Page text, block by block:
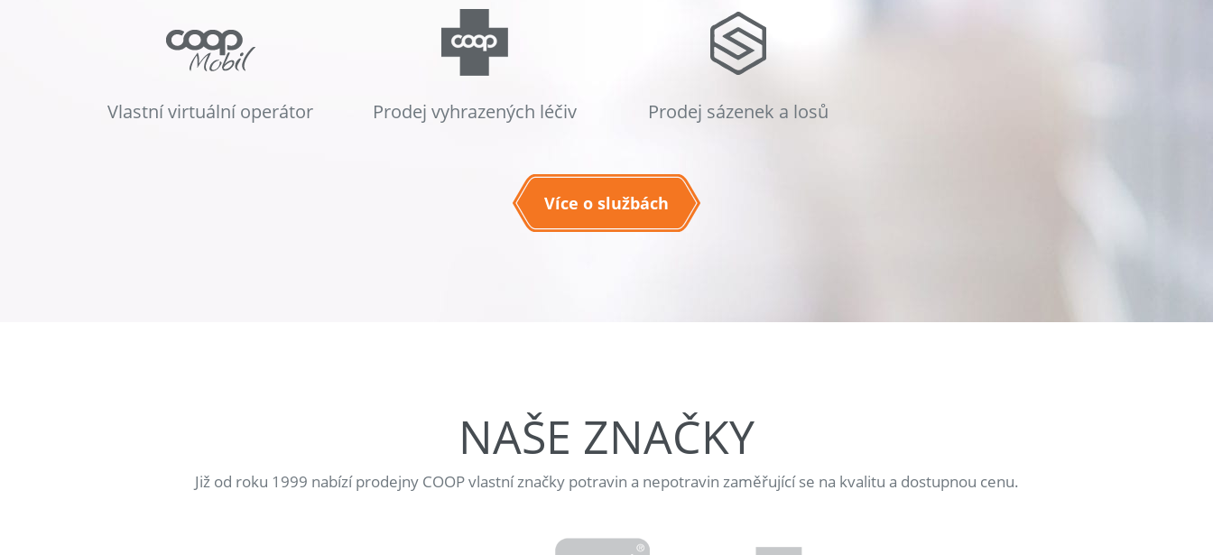
Vlastní virtuální operátor Prodej vyhrazených léčiv Prodej sázenek a losů
Více o službách
NAŠE ZNAČKY
Již od roku 1999 nabízí prodejny COOP vlastní značky potravin a nepotravin zaměřující se na kvalitu a dostupnou cenu.